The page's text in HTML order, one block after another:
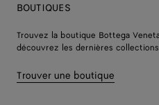
BOUTIQUES
Trouvez la boutique Bottega
découvrez les dernières
Trouver une boutique